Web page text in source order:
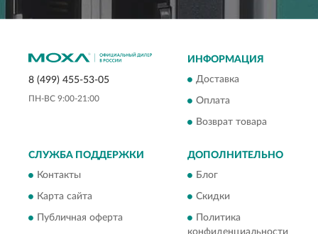
8 (499) 455-53-05
ПН-ВС 9:00-21:00
ИНФОРМАЦИЯ
Доставка
Оплата
Возврат товара
СЛУЖБА ПОДДЕРЖКИ
Контакты
Карта сайта
Публичная оферта
ДОПОЛНИТЕЛЬНО
Блог
Скидки
Политика